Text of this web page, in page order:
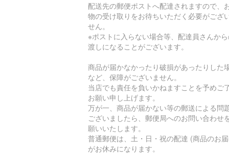
配送先の郵便ポストへ配達されますので、
物の受け取りをお待ちいただく必要がござ
せん。
※ポストに入らない場合等、配達員さんか
渡しになることがございます。
商品が届かなかったり破損があったりした
など、保障がございません。
当店でも責任を負いかねますことを予めご
お願い申し上げます。
万が一、商品が届かない等の郵送による問
ございましたら、郵便局へのお問い合わせ
願いいたします。
普通郵便は、土・日・祝の配達 (商品のお
がお休みになります。